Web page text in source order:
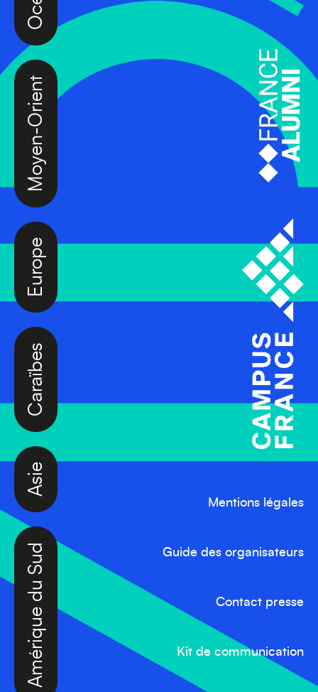
Amérique du Sud
Asie
Caraïbes
Europe
Moyen-Orient
Mentions légales
Guide des organisateurs
Contact presse
Kit de communication